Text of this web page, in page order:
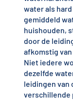
water als
gemiddeld
huishouden,
door de
afkomstig
Niet iedere
dezelfde
leidingen van
verschillende